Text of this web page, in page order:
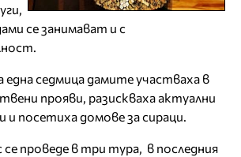
се занимават и с
една седмица дамите участваха в
прояви, разискваха актуални
посетиха домове за сираци.
проведе в три тура, в последния